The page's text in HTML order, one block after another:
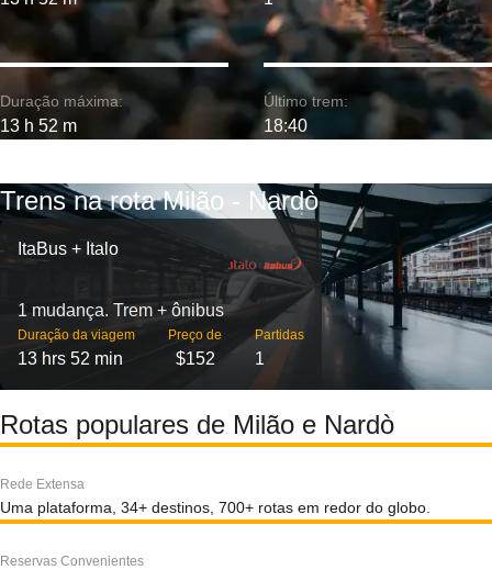
Duração máxima:
13 h 52 m
Último trem:
18:40
Trens na rota Milão - Nardò
ItaBus + Italo
1 mudança. Trem + ônibus
Duração da viagem
13 hrs 52 min
Preço de
$152
Partidas
1
Rotas populares de Milão e Nardò
Rede Extensa
Uma plataforma, 34+ destinos, 700+ rotas em redor do globo.
Reservas Convenientes